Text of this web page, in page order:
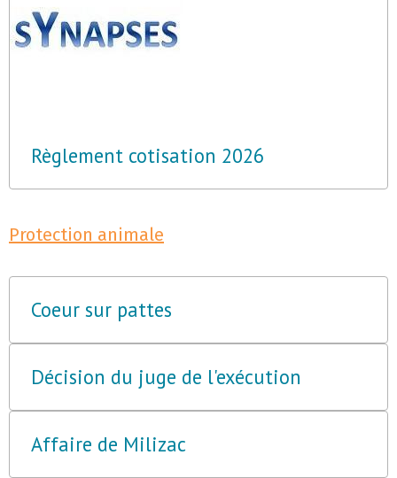
Règlement cotisation 2026
Protection animale
Coeur sur pattes
Décision du juge de l'exécution
Affaire de Milizac